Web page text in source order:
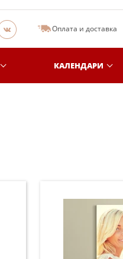
Оплата и доставка
КАЛЕНДАРИ